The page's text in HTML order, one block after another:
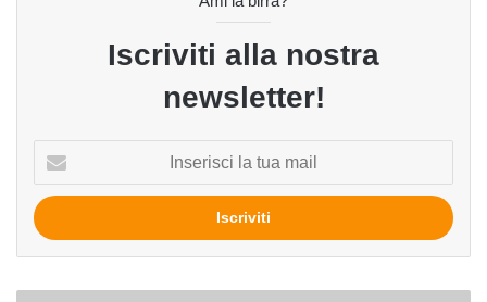
Iscriviti alla nostra
newsletter!
tua
mail